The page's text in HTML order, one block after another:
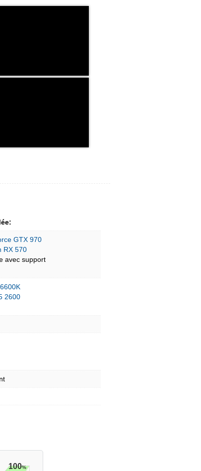
GTX 970
RX 570
avec support
2600
100%